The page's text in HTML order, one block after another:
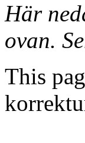
Här
ovan.
This